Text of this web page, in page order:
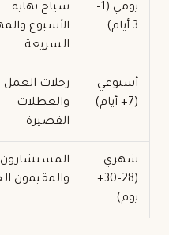
يومي (1–
3 أيام)
سياح نهاية
الأسبوع
السريعة
أسبوعي
(7+ أيام)
رحلات العمل
والعطلات
القصيرة
شهري
(28–30+
يوم)
المستشارون
والمقيمون